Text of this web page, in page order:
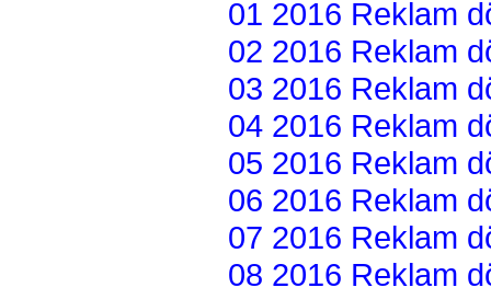
01 2016 Reklam
02 2016 Reklam
03 2016 Reklam
04 2016 Reklam
05 2016 Reklam
06 2016 Reklam
07 2016 Reklam
08 2016 Reklam